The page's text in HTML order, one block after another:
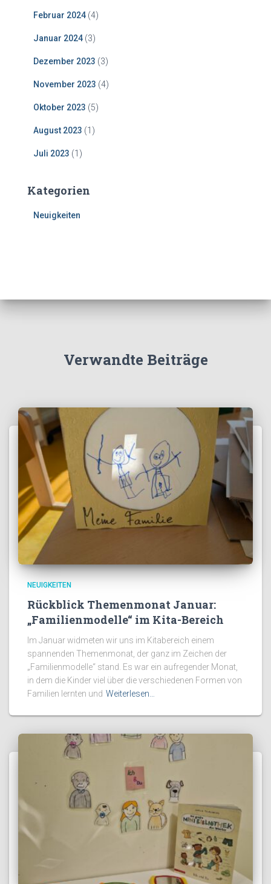
Februar 2024 (4)
Januar 2024 (3)
Dezember 2023 (3)
November 2023 (4)
Oktober 2023 (5)
August 2023 (1)
Juli 2023 (1)
Kategorien
Neuigkeiten
Verwandte Beiträge
NEUIGKEITEN
Rückblick Themenmonat Januar:
„Familienmodelle“ im Kita-Bereich
Im Januar widmeten wir uns im Kitabereich einem
spannenden Themenmonat, der ganz im Zeichen der
„Familienmodelle“ stand. Es war ein aufregender Monat,
in dem die Kinder viel über die verschiedenen Formen von
Familien lernten und Weiterlesen…